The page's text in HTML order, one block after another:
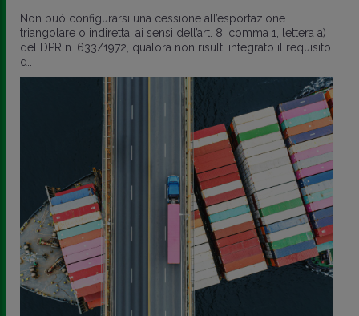
Non può configurarsi una cessione all’esportazione
triangolare o indiretta, ai sensi dell’art. 8, comma 1, lettera a)
del DPR n. 633/1972, qualora non risulti integrato il requisito
d..